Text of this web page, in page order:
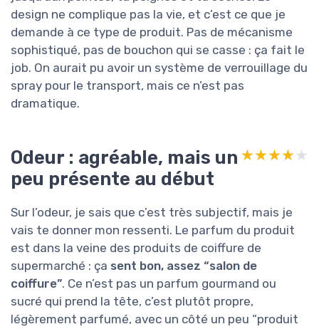
design ne complique pas la vie, et c’est ce que je
demande à ce type de produit. Pas de mécanisme
sophistiqué, pas de bouchon qui se casse : ça fait le
job. On aurait pu avoir un système de verrouillage du
spray pour le transport, mais ce n’est pas
dramatique.
Odeur : agréable, mais un
peu présente au début
★★★★★
★★★★★
Sur l’odeur, je sais que c’est très subjectif, mais je
vais te donner mon ressenti. Le parfum du produit
est dans la veine des produits de coiffure de
supermarché : ça sent bon, assez “salon de
coiffure”. Ce n’est pas un parfum gourmand ou
sucré qui prend la tête, c’est plutôt propre,
légèrement parfumé, avec un côté un peu “produit